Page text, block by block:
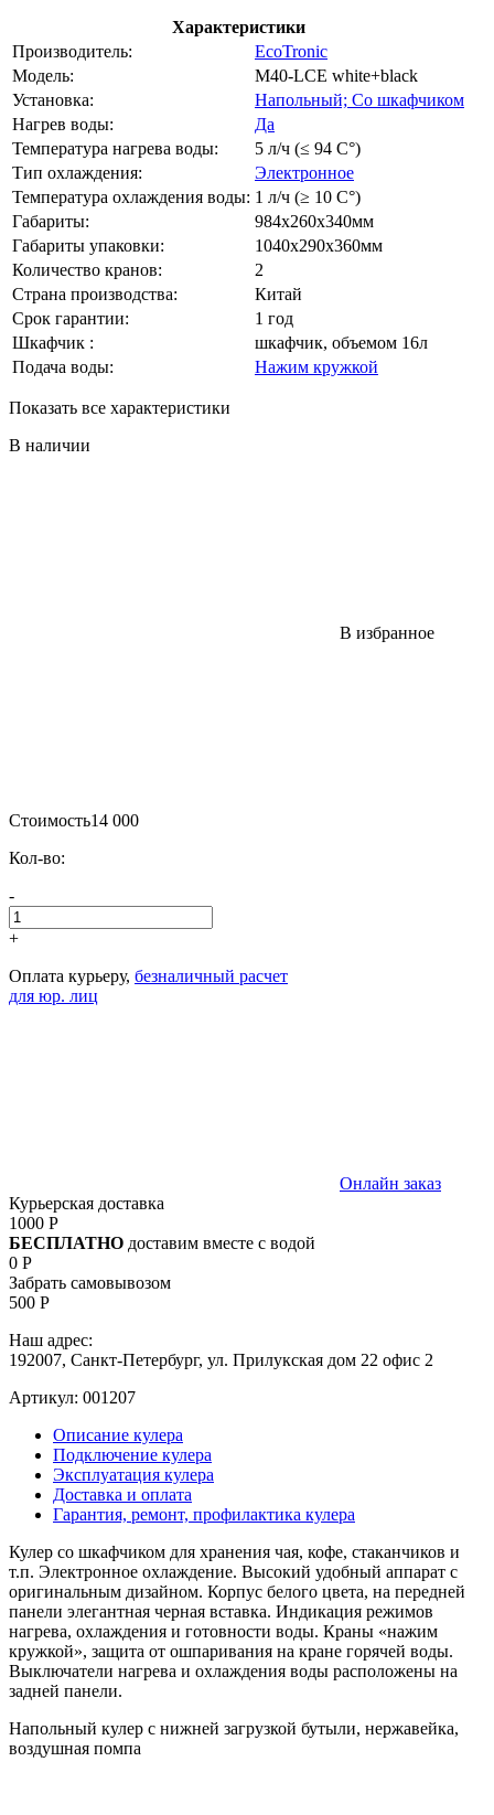
Характеристики
Производитель:
EcoTronic
Модель:
M40-LCE white+black
Установка:
Напольный; Со шкафчиком
Нагрев воды:
Да
Температура нагрева воды:
5 л/ч (≤ 94 C°)
Тип охлаждения:
Электронное
Температура охлаждения воды: 1 л/ч (≥ 10 C°)
Габариты:
984x260x340мм
Габариты упаковки:
1040x290x360мм
Количество кранов:
2
Страна производства:
Китай
Срок гарантии:
1 год
Шкафчик :
шкафчик, объемом 16л
Подача воды:
Нажим кружкой
Показать все характеристики
В наличии
В избранное
Стоимость14 000
Кол-во:
-
+
Оплата курьеру, безналичный расчет
для юр. лиц
Онлайн заказ
Курьерская доставка
1000 Р
БЕСПЛАТНО доставим вместе с водой
0 Р
Забрать самовывозом
500 Р
Наш адрес:
192007, Санкт-Петербург, ул. Прилукская дом 22 офис 2
Артикул: 001207
Описание кулера
Подключение кулера
Эксплуатация кулера
Доставка и оплата
Гарантия, ремонт, профилактика кулера
Кулер со шкафчиком для хранения чая, кофе, стаканчиков и
т.п. Электронное охлаждение. Высокий удобный аппарат с
оригинальным дизайном. Корпус белого цвета, на передней
панели элегантная черная вставка. Индикация режимов
нагрева, охлаждения и готовности воды. Краны «нажим
кружкой», защита от ошпаривания на кране горячей воды.
Выключатели нагрева и охлаждения воды расположены на
задней панели.
Напольный кулер с нижней загрузкой бутыли, нержавейка,
воздушная помпа